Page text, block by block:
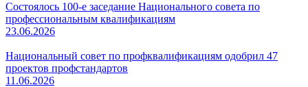
Состоялось 100-е заседание Национального совета по
профессиональным квалификациям
23.06.2026
Национальный совет по профквалификациям одобрил 47
проектов профстандартов
11.06.2026